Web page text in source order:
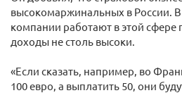
высокомаржинальных в России. В
компании работают в этой сфере
доходы не столь высоки.
«Если сказать, например, во
100 евро, а выплатить 50, они